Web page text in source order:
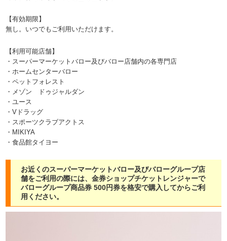
【有効期限】
無し。いつでもご利用いただけます。
【利用可能店舗】
・スーパーマーケットバロー及びバロー店舗内の各専門店
・ホームセンターバロー
・ペットフォレスト
・メゾン ドゥジャルダン
・ユース
・Vドラッグ
・スポーツクラブアクトス
・MIKIYA
・食品館タイヨー
お近くのスーパーマーケットバロー及びバローグループ店
舗をご利用の際には、金券ショップチケットレンジャーで
バローグループ商品券 500円券を格安で購入してからご利
用ください。